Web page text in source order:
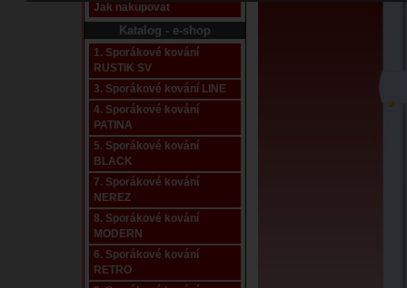
Jak nakupovat
Katalog - e-shop
1. Sporákové kování
RUSTIK SV
3. Sporákové kování LINE
4. Sporákové kování
PATINA
5. Sporákové kování
BLACK
7. Sporákové kování
NEREZ
8. Sporákové kování
MODERN
6. Sporákové kování
RETRO